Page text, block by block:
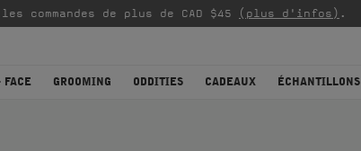
commandes de plus de CAD $45 (plus d'infos) .
FACE GROOMING ODDITIES CADEAUX ÉCHANTILLONS